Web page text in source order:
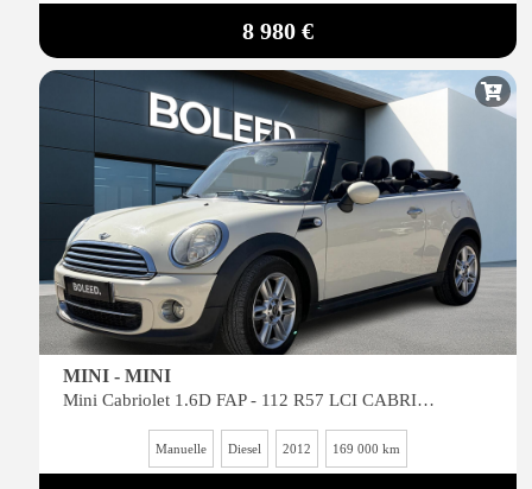
8 980 €
MINI - MINI
Mini Cabriolet 1.6D FAP - 112 R57 LCI CABRIOLET
Manuelle Diesel 2012 169 000 km